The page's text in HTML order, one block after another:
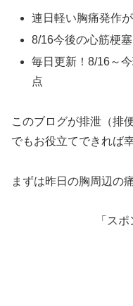
連日軽い胸痛発作
8/16今後の心筋梗
毎日更新！8/16～
点
このブログが排泄（排
でもお役立てできれば
まずは昨日の胸周辺の
「ス